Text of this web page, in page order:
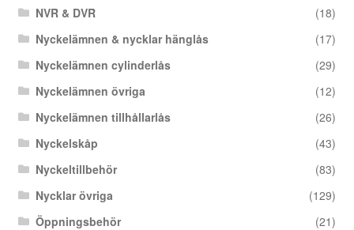
NVR & DVR
(18)
Nyckelämnen & nycklar hänglås
(17)
Nyckelämnen cylinderlås
(29)
Nyckelämnen övriga
(12)
Nyckelämnen tillhållarlås
(26)
Nyckelskåp
(43)
Nyckeltillbehör
(83)
Nycklar övriga
(129)
Öppningsbehör
(21)